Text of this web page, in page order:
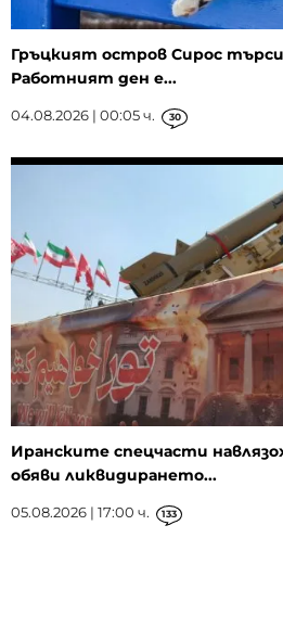
Гръцкият остров Сирос
Работният ден е...
04.08.2026 | 00:05 ч. 30
Иранските спецчасти
обяви ликвидирането...
05.08.2026 | 17:00 ч. 133